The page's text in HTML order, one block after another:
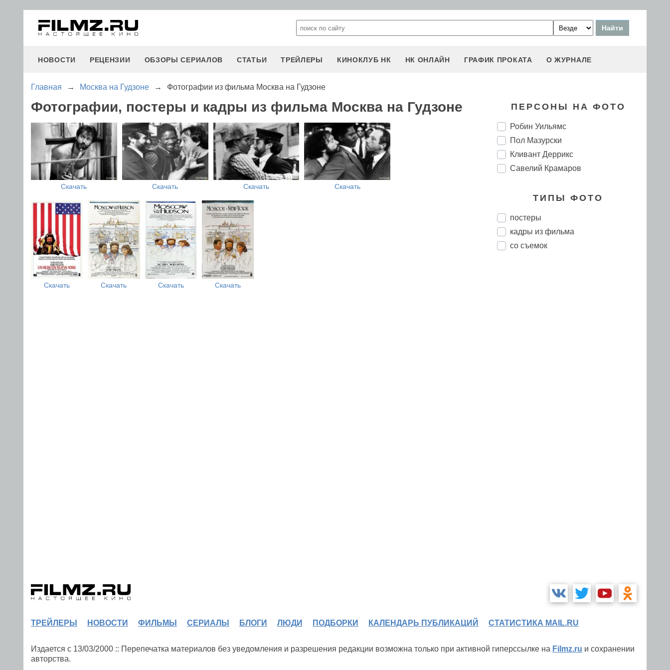
НОВОСТИ РЕЦЕНЗИИ ОБЗОРЫ СЕРИАЛОВ СТАТЬИ ТРЕЙЛЕРЫ КИНОКЛУБ НК НК ОНЛАЙН ГРАФИК ПРОКАТА О ЖУРНАЛЕ
Главная → Москва на Гудзоне → Фотографии из фильма Москва на Гудзоне
Фотографии, постеры и кадры из фильма Москва на Гудзоне
Скачать Скачать Скачать Скачать
Скачать Скачать Скачать Скачать
ПЕРСОНЫ НА ФОТО
Робин Уильямс
Пол Мазурски
Кливант Деррикс
Савелий Крамаров
ТИПЫ ФОТО
постеры
кадры из фильма
со съемок
ТРЕЙЛЕРЫ НОВОСТИ ФИЛЬМЫ СЕРИАЛЫ БЛОГИ ЛЮДИ ПОДБОРКИ КАЛЕНДАРЬ ПУБЛИКАЦИЙ СТАТИСТИКА MAIL.RU
Издается с 13/03/2000 :: Перепечатка материалов без уведомления и разрешения редакции возможна только при активной гиперссылке на Filmz.ru и сохранении
авторства.